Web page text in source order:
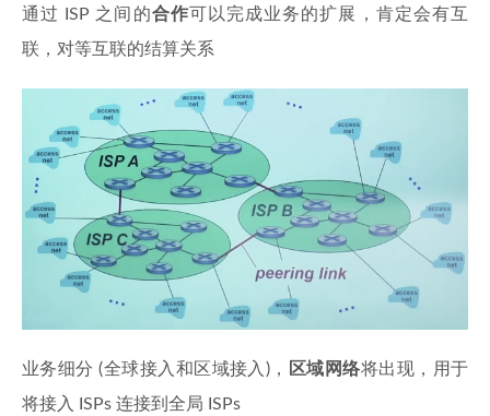
通过 ISP 之间的合作可以完成业务的扩展，肯定会有互
联，对等互联的结算关系
业务细分 (全球接入和区域接入)， 区域网络将出现，用于
将接入 ISPs 连接到全局 ISPs